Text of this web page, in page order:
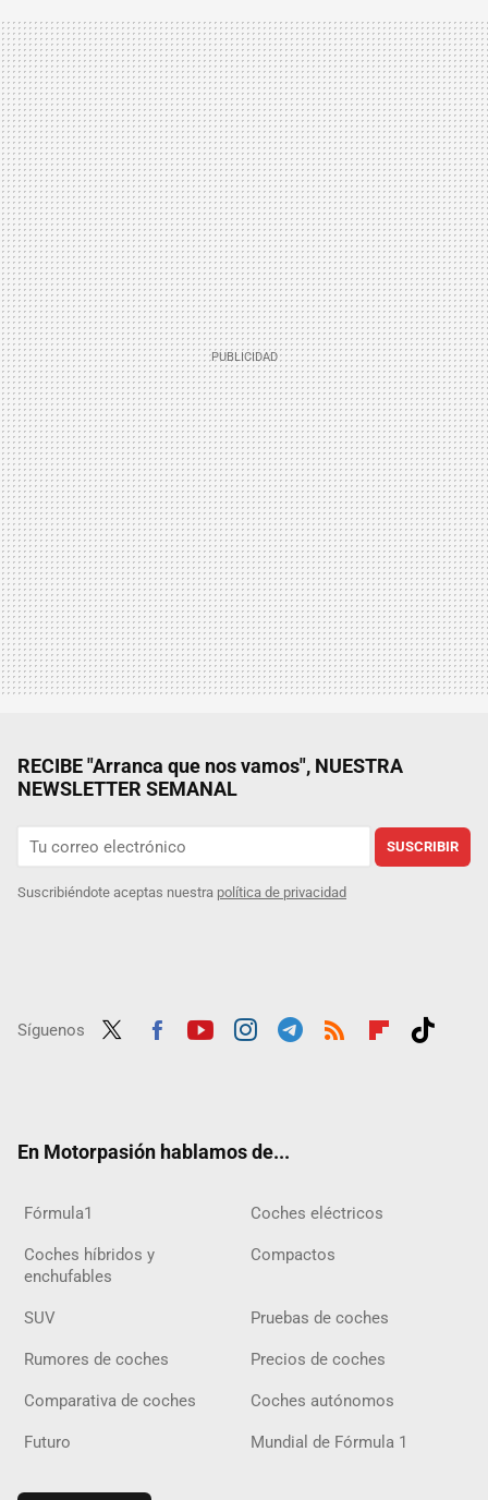
RECIBE "Arranca que nos vamos", NUESTRA
NEWSLETTER SEMANAL
SUSCRIBIR
Suscribiéndote aceptas nuestra política de privacidad
Síguenos
En Motorpasión hablamos de...
Fórmula1 Coches eléctricos
Coches híbridos y
enchufables
Compactos
SUV Pruebas de coches
Rumores de coches Precios de coches
Comparativa de coches Coches autónomos
Futuro Mundial de Fórmula 1